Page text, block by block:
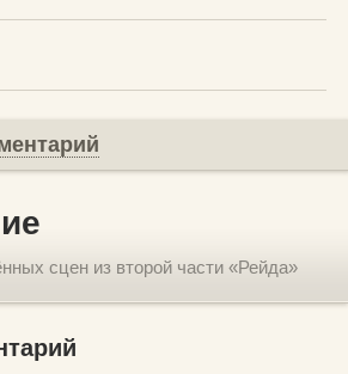
сцен из второй части «Рейда»